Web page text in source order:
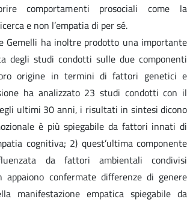
comportamenti prosociali come la
e non l’empatia di per sé.
Gemelli ha inoltre prodotto una importante
degli studi condotti sulle due componenti
origine in termini di fattori genetici e
ha analizzato 23 studi condotti con il
ultimi 30 anni, i risultati in sintesi dicono
è più spiegabile da fattori innati di
cognitiva; 2) quest’ultima componente
da fattori ambientali condivisi
appaiono confermate differenze di genere
manifestazione empatica spiegabile da